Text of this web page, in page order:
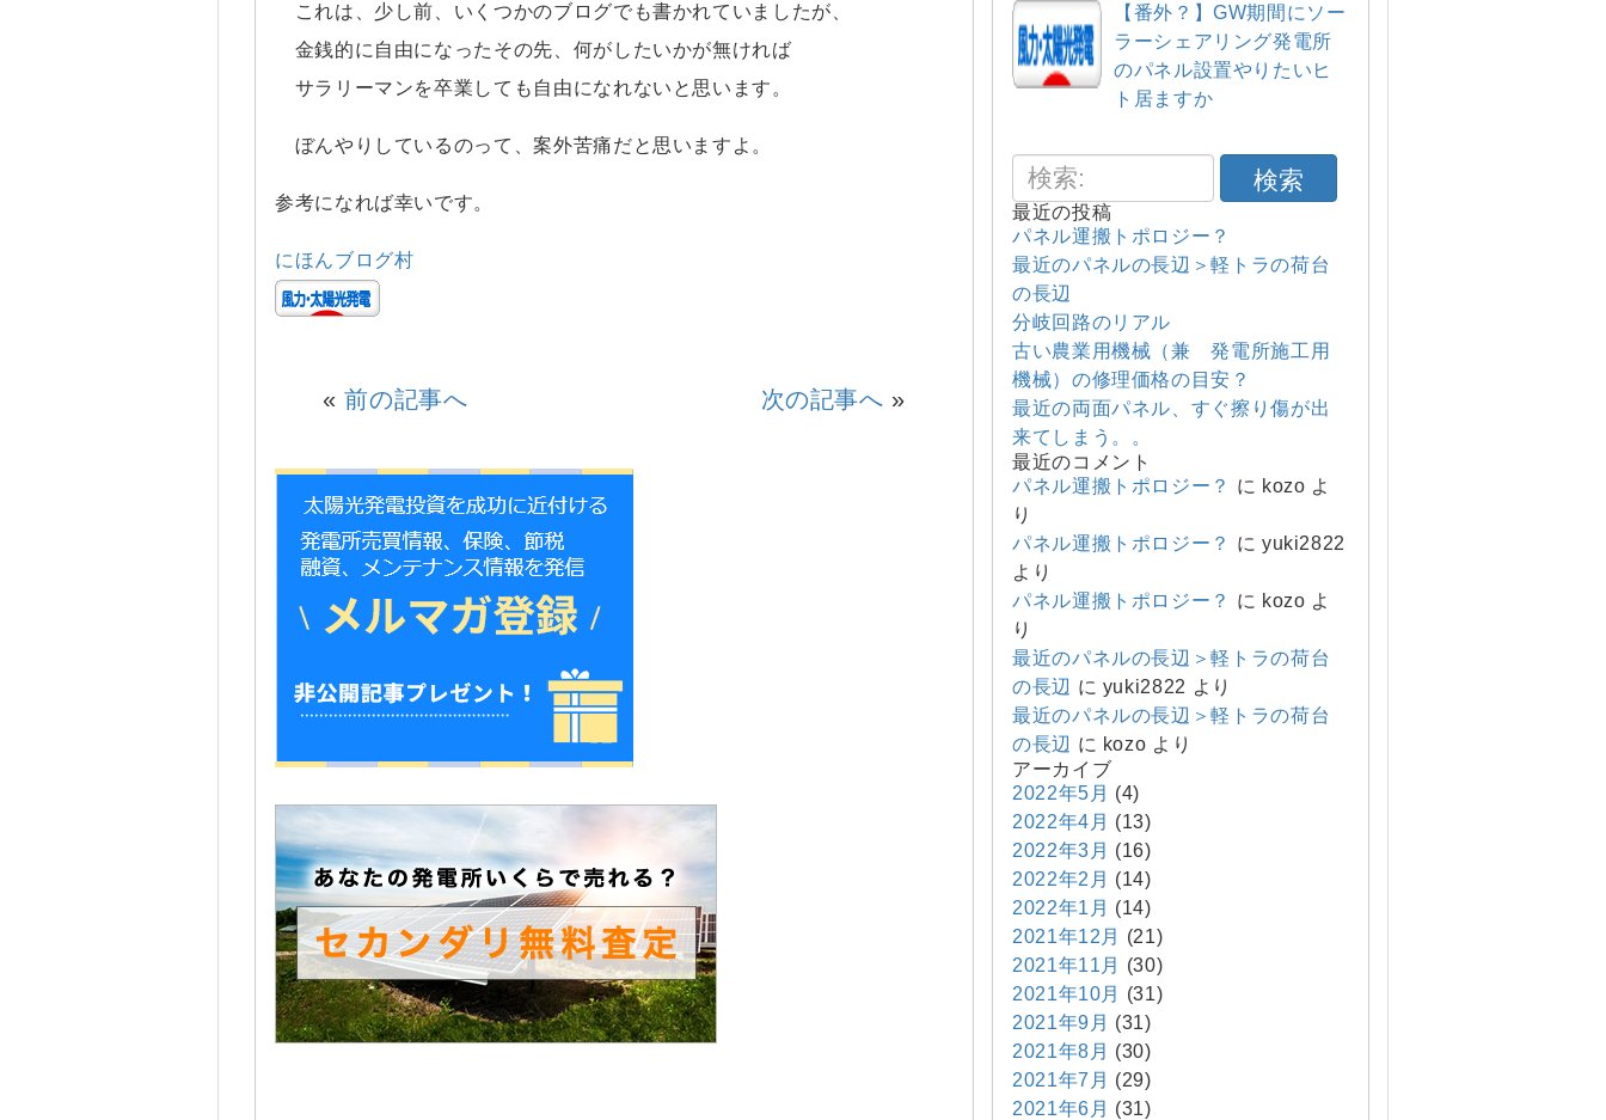
これは、少し前、いくつかのブログでも書かれていましたが、
金銭的に自由になったその先、何がしたいかが無ければ
サラリーマンを卒業しても自由になれないと思います。
ぼんやりしているのって、案外苦痛だと思いますよ。
参考になれば幸いです。
にほんブログ村
«前の記事へ 次の記事へ »
【番外？】GW期間にソー
ラーシェアリング発電所
のパネル設置やりたいヒ
ト居ますか
検索
最近の投稿
パネル運搬トポロジー？
最近のパネルの長辺＞軽トラの荷台
の長辺
分岐回路のリアル
古い農業用機械（兼 発電所施工用
機械）の修理価格の目安？
最近の両面パネル、すぐ擦り傷が出
来てしまう。。
最近のコメント
パネル運搬トポロジー？
に kozo よ
り
パネル運搬トポロジー？
に yuki2822
より
パネル運搬トポロジー？
に kozo よ
り
最近のパネルの長辺＞軽トラの荷台
の長辺 に yuki2822 より
最近のパネルの長辺＞軽トラの荷台
の長辺 に kozo より
アーカイブ
2022年5月 (4)
2022年4月 (13)
2022年3月 (16)
2022年2月 (14)
2022年1月 (14)
2021年12月
(21)
2021年11月
(30)
2021年10月
(31)
2021年9月 (31)
2021年8月 (30)
2021年7月 (29)
2021年6月 (31)